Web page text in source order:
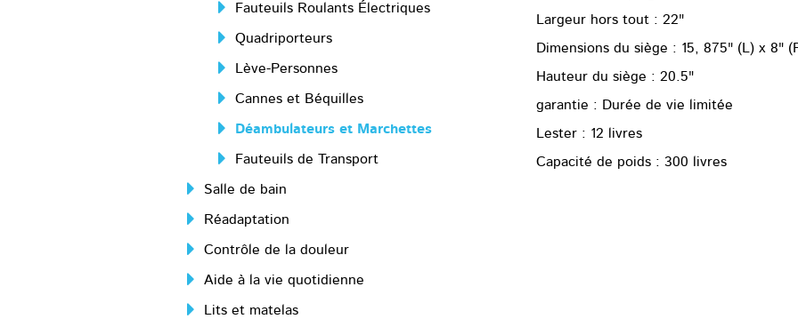
Fauteuils Roulants Électriques
Quadriporteurs
Lève-Personnes
Cannes et Béquilles
Déambulateurs et Marchettes
Fauteuils de Transport
Salle de bain
Réadaptation
Contrôle de la douleur
Aide à la vie quotidienne
Lits et matelas
Largeur hors tout : 22"
Dimensions du siège : 15, 875" (L) x 8"
Hauteur du siège : 20.5"
garantie : Durée de vie limitée
Lester : 12 livres
Capacité de poids : 300 livres